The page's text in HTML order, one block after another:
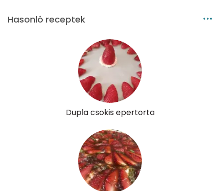
Hasonló receptek
Dupla csokis epertorta